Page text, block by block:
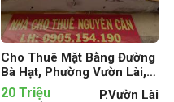
Cho Thuê Mặt Bằng Đường
Bà Hạt, Phường Vườn Lài,
Quận 10 (cũ)
20 Triệu P.Vườn Lài